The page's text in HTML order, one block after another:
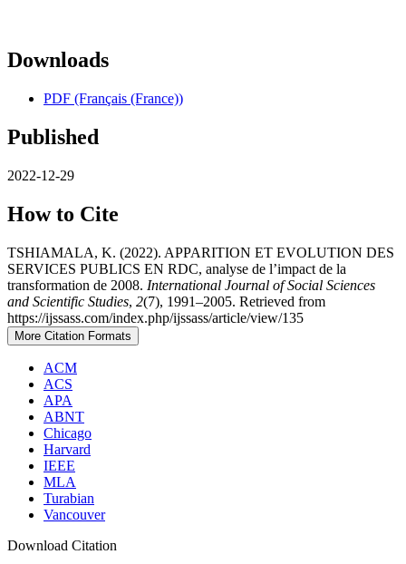
Downloads
PDF (Français (France))
Published
2022-12-29
How to Cite
TSHIAMALA, K. (2022). APPARITION ET EVOLUTION DES
SERVICES PUBLICS EN RDC, analyse de l’impact de la
transformation de 2008. International Journal of Social Sciences
and Scientific Studies, 2(7), 1991–2005. Retrieved from
https://ijssass.com/index.php/ijssass/article/view/135
More Citation Formats
ACM
ACS
APA
ABNT
Chicago
Harvard
IEEE
MLA
Turabian
Vancouver
Download Citation